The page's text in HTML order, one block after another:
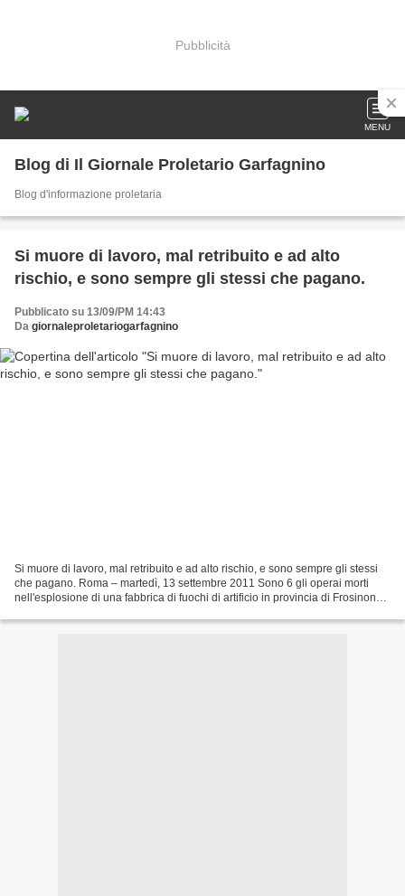
Pubblicità
MENU
Blog di Il Giornale Proletario Garfagnino
Blog d'informazione proletaria
Si muore di lavoro, mal retribuito e ad alto
rischio, e sono sempre gli stessi che pagano.
Pubblicato su 13/09/PM 14:43
Da giornaleproletariogarfagnino
Si muore di lavoro, mal retribuito e ad alto rischio, e sono sempre gli stessi
che pagano. Roma – martedì, 13 settembre 2011 Sono 6 gli operai morti
nell'esplosione di una fabbrica di fuochi di artificio in provincia di Frosinone.